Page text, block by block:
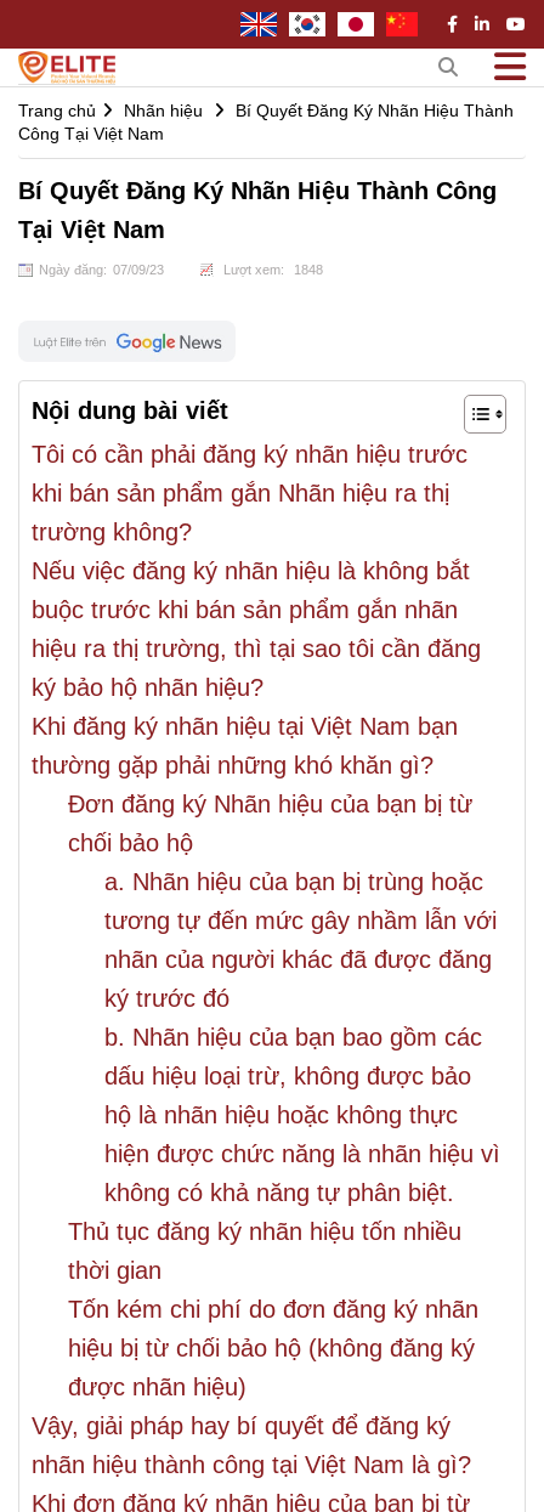
Trang chủ Nhãn hiệu
Bí Quyết Đăng Ký Nhãn Hiệu Thành
Công Tại Việt Nam
Bí Quyết Đăng Ký Nhãn Hiệu Thành Công
Tại Việt Nam
Ngày đăng: 07/09/23 Lượt xem: 1848
Nội dung bài viết
Tôi có cần phải đăng ký nhãn hiệu trước
khi bán sản phẩm gắn Nhãn hiệu ra thị
trường không?
Nếu việc đăng ký nhãn hiệu là không bắt
buộc trước khi bán sản phẩm gắn nhãn
hiệu ra thị trường, thì tại sao tôi cần đăng
ký bảo hộ nhãn hiệu?
Khi đăng ký nhãn hiệu tại Việt Nam bạn
thường gặp phải những khó khăn gì?
Đơn đăng ký Nhãn hiệu của bạn bị từ
chối bảo hộ
a. Nhãn hiệu của bạn bị trùng hoặc
tương tự đến mức gây nhầm lẫn với
nhãn của người khác đã được đăng
ký trước đó
b. Nhãn hiệu của bạn bao gồm các
dấu hiệu loại trừ, không được bảo
hộ là nhãn hiệu hoặc không thực
hiện được chức năng là nhãn hiệu vì
không có khả năng tự phân biệt.
Thủ tục đăng ký nhãn hiệu tốn nhiều
thời gian
Tốn kém chi phí do đơn đăng ký nhãn
hiệu bị từ chối bảo hộ (không đăng ký
được nhãn hiệu)
Vậy, giải pháp hay bí quyết để đăng ký
nhãn hiệu thành công tại Việt Nam là gì?
Khi đơn đăng ký nhãn hiệu của bạn bị từ